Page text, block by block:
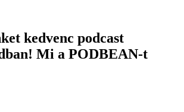
kedvenc podcast
Mi a PODBEAN-t